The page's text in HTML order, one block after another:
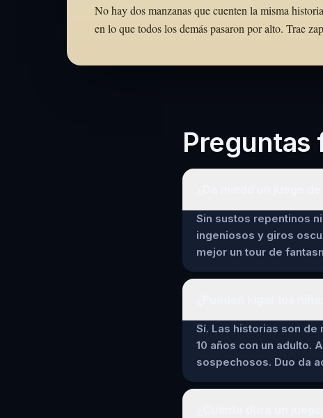
No hay dos manzanas que cuenten la misma
en lo que todos los demás pasaron por alto. Trae
Preguntas
Sin sustos repentinos
ingeniosos y giros
mejor un tour de
Sí. Las historias son
10 años con un adulto.
sospechosos. Duo da